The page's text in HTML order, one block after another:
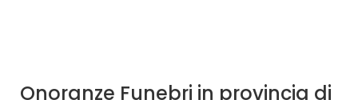
Onoranze Funebri in provincia di